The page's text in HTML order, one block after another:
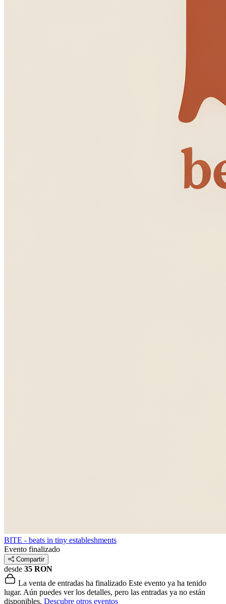
BITE - beats in tiny estableshments
Evento finalizado
Compartir
desde 35 RON
La venta de entradas ha finalizado Este evento ya ha tenido
lugar. Aún puedes ver los detalles, pero las entradas ya no están
disponibles. Descubre otros eventos